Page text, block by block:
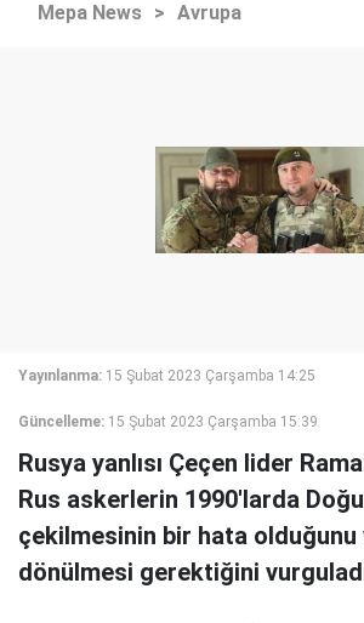
Mepa News > Avrupa
Yayınlanma: 15 Şubat 2023 Çarşamba 14:25
Güncelleme: 15 Şubat 2023 Çarşamba 15:39
Rusya yanlısı Çeçen lider
Rus askerlerin 1990'larda
çekilmesinin bir hata olduğunu
dönülmesi gerektiğini